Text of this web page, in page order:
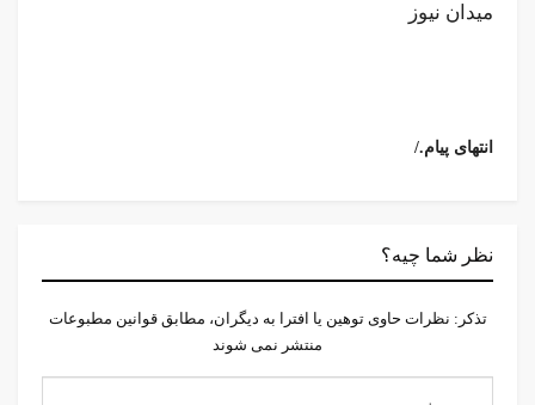
میدان نیوز
/.انتهای پیام
نظر شما چیه؟
تذكر: نظرات حاوی توهين يا افترا به ديگران، مطابق قوانين مطبوعات
منتشر نمی شوند